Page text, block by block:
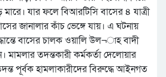
যার ফলে বিআরটিসি বাসের ৪ যাত্রী
জানালার কাঁচ ভেঙ্গে যায়। এ ঘটনায়
বাসের চালক ওয়ালি উল¬াহ বাদী
মামলার তদন্তকারী কর্মকর্তা দেলোয়ার
পূর্বক হামলাকারীদের বিরুদ্ধে আইনগত